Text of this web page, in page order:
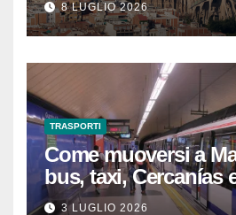
un’esperienza
8 LUGLIO 2026
TRASPORTI
Come muoversi a
bus, taxi, Cercanías
abbonamenti turistici
3 LUGLIO 2026